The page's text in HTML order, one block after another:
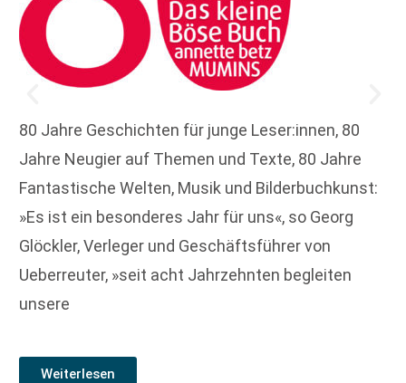
80 Jahre Geschichten für junge Leser:innen, 80
Jahre Neugier auf Themen und Texte, 80 Jahre
Fantastische Welten, Musik und Bilderbuchkunst:
»Es ist ein besonderes Jahr für uns«, so Georg
Glöckler, Verleger und Geschäftsführer von
Ueberreuter, »seit acht Jahrzehnten begleiten
unsere
Weiterlesen